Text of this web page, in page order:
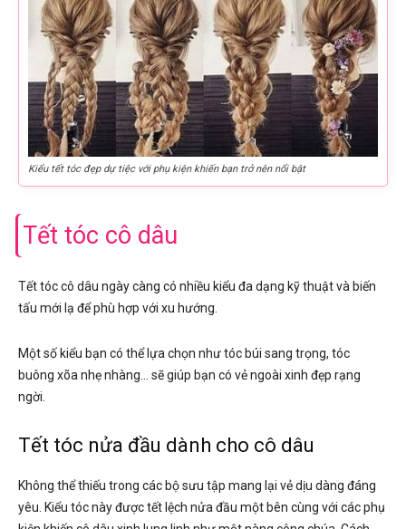
Kiểu tết tóc đẹp dự tiệc với phụ kiện khiến bạn trở nên nổi bật
Tết tóc cô dâu
Tết tóc cô dâu ngày càng có nhiều kiểu đa dạng kỹ thuật và biến
tấu mới lạ để phù hợp với xu hướng.
Một số kiểu bạn có thể lựa chọn như tóc búi sang trọng, tóc
buông xõa nhẹ nhàng… sẽ giúp bạn có vẻ ngoài xinh đẹp rạng
ngời.
Tết tóc nửa đầu dành cho cô dâu
Không thể thiếu trong các bộ sưu tập mang lại vẻ dịu dàng đáng
yêu. Kiểu tóc này được tết lệch nửa đầu một bên cùng với các phụ